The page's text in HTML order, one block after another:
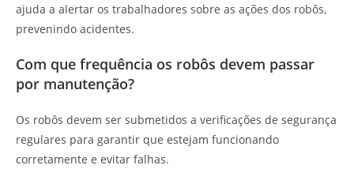
ajuda a alertar os trabalhadores sobre as ações dos robôs,
prevenindo acidentes.
Com que frequência os robôs devem passar
por manutenção?
Os robôs devem ser submetidos a verificações de segurança
regulares para garantir que estejam funcionando
corretamente e evitar falhas.